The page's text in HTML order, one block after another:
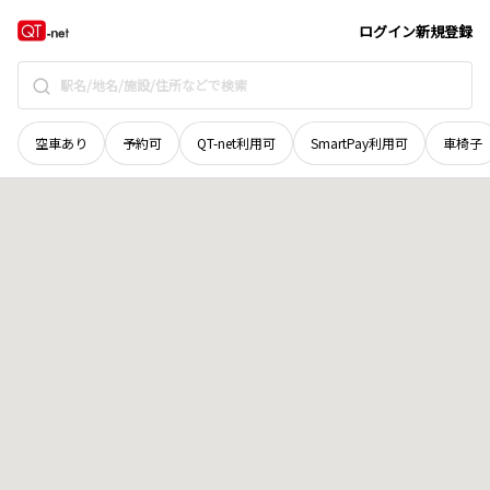
ログイン新規登録
空車あり 予約可 QT-net利用可 SmartPay利用可 車椅子
宮城県